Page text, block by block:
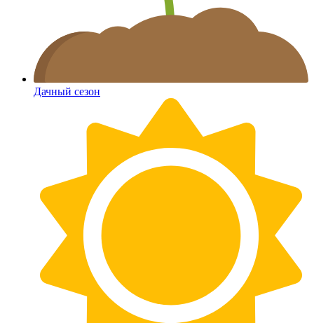
Дачный сезон